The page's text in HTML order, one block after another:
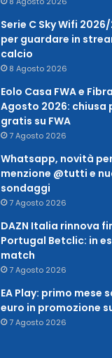
Serie C Sky Wifi
per guardare in
calcio
8 Agosto 2026
Eolo Casa FWA e
Agosto 2026: chiusa
gratis su FWA
7 Agosto 2026
Whatsapp, novità
menzione @tutti e
sondaggi
7 Agosto 2026
DAZN Italia rinnova
Portugal Betclic: in
match
7 Agosto 2026
EA Play: primo mese
euro in promozione
7 Agosto 2026